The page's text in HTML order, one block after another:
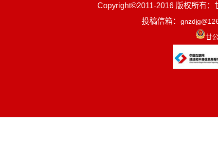
Copyright©2011-2016 版权所有：
投稿信箱：
甘